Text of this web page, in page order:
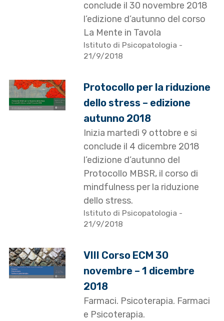
conclude il 30 novembre 2018
l’edizione d’autunno del corso
La Mente in Tavola
Istituto di Psicopatologia -
21/9/2018
Protocollo per la riduzione
dello stress – edizione
autunno 2018
Inizia martedì 9 ottobre e si
conclude il 4 dicembre 2018
l’edizione d’autunno del
Protocollo MBSR, il corso di
mindfulness per la riduzione
dello stress.
Istituto di Psicopatologia -
21/9/2018
VIII Corso ECM 30
novembre – 1 dicembre
2018
Farmaci. Psicoterapia. Farmaci
e Psicoterapia.